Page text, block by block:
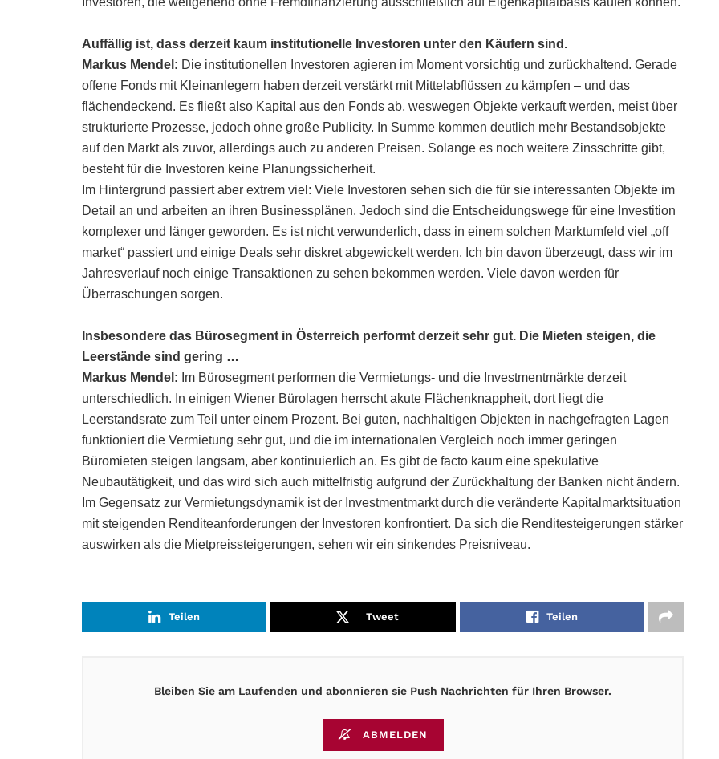
Auffällig ist, dass derzeit kaum institutionelle Investoren unter den Käufern sind.
Markus Mendel: Die institutionellen Investoren agieren im Moment vorsichtig und zurückhaltend. Gerade
offene Fonds mit Kleinanlegern haben derzeit verstärkt mit Mittelabflüssen zu kämpfen – und das
flächendeckend. Es fließt also Kapital aus den Fonds ab, weswegen Objekte verkauft werden, meist über
strukturierte Prozesse, jedoch ohne große Publicity. In Summe kommen deutlich mehr Bestandsobjekte
auf den Markt als zuvor, allerdings auch zu anderen Preisen. Solange es noch weitere Zinsschritte gibt,
besteht für die Investoren keine Planungssicherheit.
Im Hintergrund passiert aber extrem viel: Viele Investoren sehen sich die für sie interessanten Objekte im
Detail an und arbeiten an ihren Businessplänen. Jedoch sind die Entscheidungswege für eine Investition
komplexer und länger geworden. Es ist nicht verwunderlich, dass in einem solchen Marktumfeld viel „off
market“ passiert und einige Deals sehr diskret abgewickelt werden. Ich bin davon überzeugt, dass wir im
Jahresverlauf noch einige Transaktionen zu sehen bekommen werden. Viele davon werden für
Überraschungen sorgen.
Insbesondere das Bürosegment in Österreich performt derzeit sehr gut. Die Mieten steigen, die
Leerstände sind gering …
Markus Mendel: Im Bürosegment performen die Vermietungs- und die Investmentmärkte derzeit
unterschiedlich. In einigen Wiener Bürolagen herrscht akute Flächenknappheit, dort liegt die
Leerstandsrate zum Teil unter einem Prozent. Bei guten, nachhaltigen Objekten in nachgefragten Lagen
funktioniert die Vermietung sehr gut, und die im internationalen Vergleich noch immer geringen
Büromieten steigen langsam, aber kontinuierlich an. Es gibt de facto kaum eine spekulative
Neubautätigkeit, und das wird sich auch mittelfristig aufgrund der Zurückhaltung der Banken nicht ändern.
Im Gegensatz zur Vermietungsdynamik ist der Investmentmarkt durch die veränderte Kapitalmarktsituation
mit steigenden Renditeanforderungen der Investoren konfrontiert. Da sich die Renditesteigerungen stärker
auswirken als die Mietpreissteigerungen, sehen wir ein sinkendes Preisniveau.
Teilen Tweet Teilen
Bleiben Sie am Laufenden und abonnieren sie Push Nachrichten für Ihren Browser.
ABMELDEN